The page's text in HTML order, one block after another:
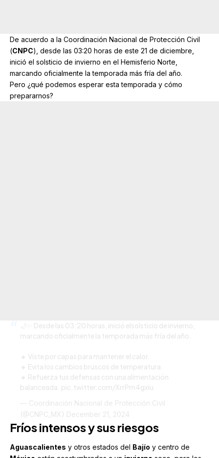
De acuerdo a la Coordinación Nacional de Protección Civil
(CNPC), desde las 03:20 horas de este 21 de diciembre,
inició el solsticio de invierno en el Hemisferio Norte,
marcando oficialmente la temporada más fría del año.
Pero ¿qué podemos esperar esta temporada y cómo
prepararnos?
🌙✨ Desde las 03:20 horas, inició elsolsticio de invierno,
marcando oficialmente la temporada más fría del año.
🔸 Viste por capas para mantener el calor.
🔸 Evita los cambios bruscos de temperatura.
🔸 Refuerza tus defensas con una alimentación
balanceada. pic.twitter.com/XrrPm4gxiu
— Coordinación Nacional de Protección Civil
(@CNPC_MX) December 21, 2024
Fríos intensos y sus riesgos
Aguascalientes y otros estados del Bajío y centro de